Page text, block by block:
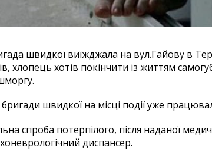
швидкої виїжджала на вул.Гайову в
хлопець хотів покінчити із життям
швидкої на місці події уже
спроба потерпілого, після наданої
диспансер.